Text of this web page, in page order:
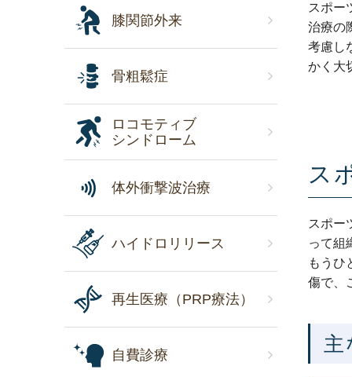
スポー
治療の
考慮し
かく大
ス
スポー
って組
もうひ
傷で、
膝関節外来
骨粗鬆症
ロコモティブ
シンドローム
体外衝撃波治療
ハイドロリリース
再生医療（PRP療法）
自費診療